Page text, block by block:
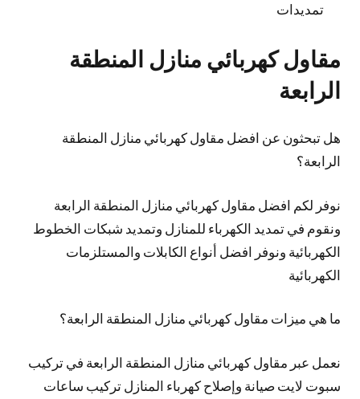
تمديدات
مقاول كهربائي منازل المنطقة
الرابعة
هل تبحثون عن افضل مقاول كهربائي منازل المنطقة
الرابعة؟
نوفر لكم افضل مقاول كهربائي منازل المنطقة الرابعة
ونقوم في تمديد الكهرباء للمنازل وتمديد شبكات الخطوط
الكهربائية ونوفر افضل أنواع الكابلات والمستلزمات
الكهربائية
ما هي ميزات مقاول كهربائي منازل المنطقة الرابعة؟
نعمل عبر مقاول كهربائي منازل المنطقة الرابعة في تركيب
سبوت لايت صيانة وإصلاح كهرباء المنازل تركيب ساعات